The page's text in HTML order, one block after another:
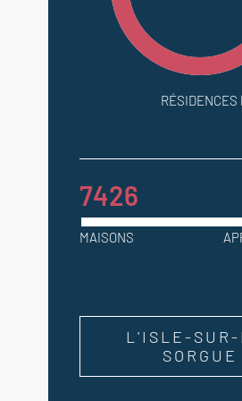
7426
MAISONS
L'ISLE-
SORGUE